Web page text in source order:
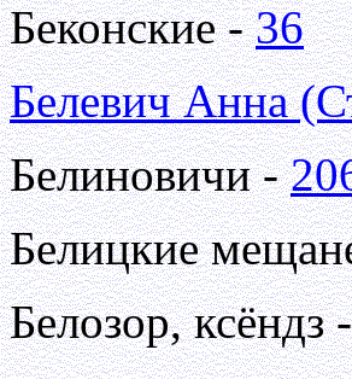
Беконские -36
Белевич Анна
Белиновичи -
Белицкие
Белозор, ксёндз